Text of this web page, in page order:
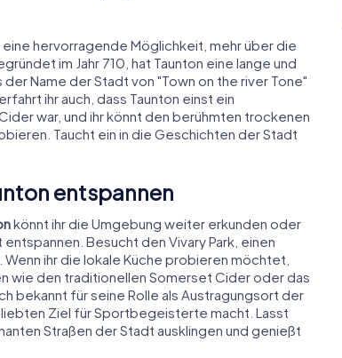
hervorragende Möglichkeit, mehr über die
im Jahr 710, hat Taunton eine lange und
Name der Stadt von "Town on the river Tone"
ihr auch, dass Taunton einst ein
war, und ihr könnt den berühmten trockenen
Taucht ein in die Geschichten der Stadt
entspannen
könnt ihr die Umgebung weiter erkunden oder
Besucht den Vivary Park, einen
ihr die lokale Küche probieren möchtet,
wie den traditionellen Somerset Cider oder das
bekannt für seine Rolle als Austragungsort der
Ziel für Sportbegeisterte macht. Lasst
Straßen der Stadt ausklingen und genießt